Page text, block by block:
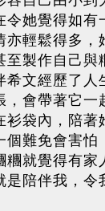
令她覺得如有
亦輕鬆得多，
至製作自己與
希文經歷了人
，會帶著它一
衫袋內，陪著
個難免會害怕
就覺得有家
是陪伴我，